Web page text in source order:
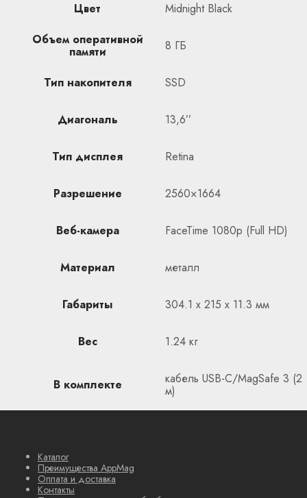
Цвет
Midnight Black
Объем оперативной
памяти 8 ГБ
Тип накопителя SSD
Диагональ 13,6’’
Тип дисплея Retina
Разрешение 2560×1664
Веб-камера FaceTime 1080p (Full HD)
Материал металл
Габариты 304.1 x 215 x 11.3 мм
Вес 1.24 кг
В комплекте кабель USB-C/MagSafe 3 (2
м)
Каталог
Преимущества AppMag
Оплата и доставка
Контакты